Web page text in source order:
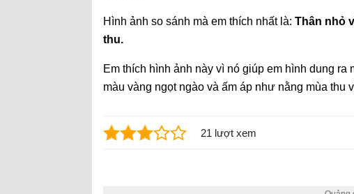
Hình ảnh so sánh mà em thích nhất là: Thân nhỏ
thu.
Em thích hình ảnh này vì nó giúp em hình dung
màu vàng ngọt ngào và ấm áp như nằng mùa thu
21 lượt xem